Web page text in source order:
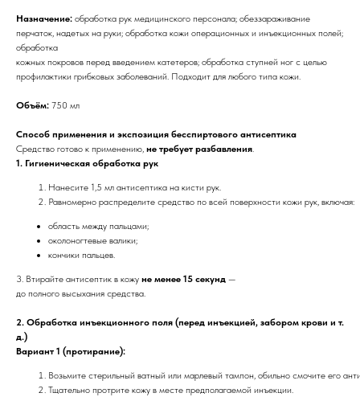
Назначение: обработка рук медицинского персонала; обеззараживание
перчаток, надетых на руки; обработка кожи операционных и инъекционных полей;
обработка
кожных покровов перед введением катетеров; обработка ступней ног с целью
профилактики грибковых заболеваний. Подходит для любого типа кожи.
Объём: 750 мл
Способ применения и экспозиция бесспиртового антисептика
Средство готово к применению, не требует разбавления.
1. Гигиеническая обработка рук
Нанесите 1,5 мл антисептика на кисти рук.
Равномерно распределите средство по всей поверхности кожи рук, включая:
область между пальцами;
околоногтевые валики;
кончики пальцев.
3. Втирайте антисептик в кожу не менее 15 секунд —
до полного высыхания средства.
2. Обработка инъекционного поля (перед инъекцией, забором крови и т.
д.)
Вариант 1 (протирание):
Возьмите стерильный ватный или марлевый тампон, обильно смочите его
Тщательно протрите кожу в месте предполагаемой инъекции.